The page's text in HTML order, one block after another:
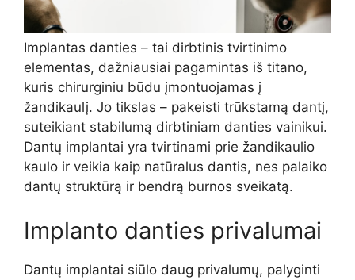
Implantas danties – tai dirbtinis tvirtinimo
elementas, dažniausiai pagamintas iš titano,
kuris chirurginiu būdu įmontuojamas į
žandikaulį. Jo tikslas – pakeisti trūkstamą dantį,
suteikiant stabilumą dirbtiniam danties vainikui.
Dantų implantai yra tvirtinami prie žandikaulio
kaulo ir veikia kaip natūralus dantis, nes palaiko
dantų struktūrą ir bendrą burnos sveikatą.
Implanto danties privalumai
Dantų implantai siūlo daug privalumų, palyginti